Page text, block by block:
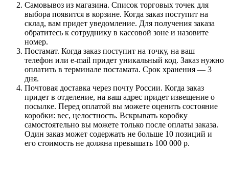
Самовывоз из магазина. Список торговых точек для
выбора появится в корзине. Когда заказ поступит на
склад, вам придет уведомление. Для получения заказа
обратитесь к сотруднику в кассовой зоне и назовите
номер.
Постамат. Когда заказ поступит на точку, на ваш
телефон или e-mail придет уникальный код. Заказ нужно
оплатить в терминале постамата. Срок хранения — 3
дня.
Почтовая доставка через почту России. Когда заказ
придет в отделение, на ваш адрес придет извещение о
посылке. Перед оплатой вы можете оценить состояние
коробки: вес, целостность. Вскрывать коробку
самостоятельно вы можете только после оплаты заказа.
Один заказ может содержать не больше 10 позиций и
его стоимость не должна превышать 100 000 р.